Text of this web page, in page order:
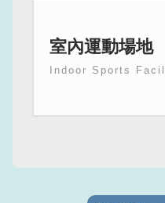
室內運動場地
Indoor Sports